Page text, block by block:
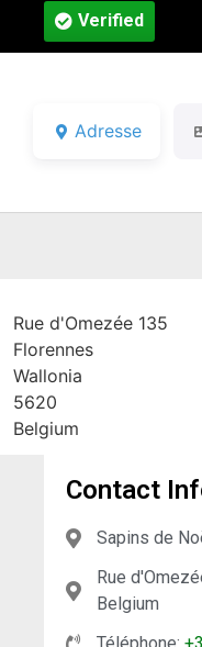
Verified
Adresse
Rue d'Omezée 135
Florennes
Wallonia
5620
Belgium
Contact
Sapins de
Rue
Belgium